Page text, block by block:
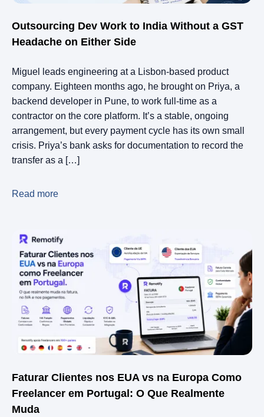
Outsourcing Dev Work to India Without a GST
Headache on Either Side
Miguel leads engineering at a Lisbon-based product
company. Eighteen months ago, he brought on Priya, a
backend developer in Pune, to work full-time as a
contractor on the core platform. It’s a stable, ongoing
arrangement, but every payment cycle has its own small
crisis. Priya’s bank asks for documentation to record the
transfer as a […]
Read more
Faturar Clientes nos EUA vs na Europa Como
Freelancer em Portugal: O Que Realmente
Muda